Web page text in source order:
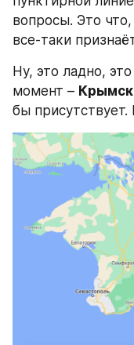
вопросы. Это
все-таки
Ну, это ладно,
момент –
бы присутствует.